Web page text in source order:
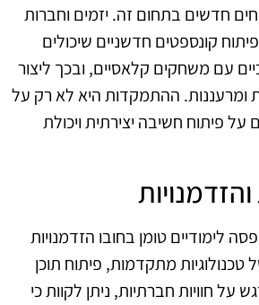
חדשים בתחום זה. יזמים וחברות
קונספטים חדשניים שיכולים
עם משחקים קלאסיים, ובכך ליצור
ומרעננות. ההתמקדות היא לא רק על
פיתוח חשיבה יצירתית ויכולת
לימודיים טומן בחובו הזדמנויות
טכנולוגיות מתקדמות, פיתוח תוכן
על חוויות חברתיות, ניתן לקוות כי